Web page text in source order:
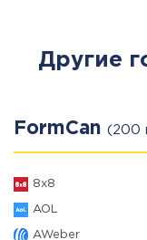
Другие
FormCan (200
8x8
AOL
AWeber